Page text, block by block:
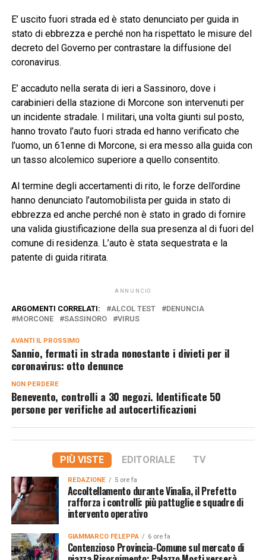
E’ uscito fuori strada ed è stato denunciato per guida in
stato di ebbrezza e perché non ha rispettato le misure del
decreto del Governo per contrastare la diffusione del
coronavirus.
E’ accaduto nella serata di ieri a Sassinoro, dove i
carabinieri della stazione di Morcone son intervenuti per
un incidente stradale. I militari, una volta giunti sul posto,
hanno trovato l’auto fuori strada ed hanno verificato che
l’uomo, un 61enne di Morcone, si era messo alla guida con
un tasso alcolemico superiore a quello consentito.
Al termine degli accertamenti di rito, le forze dell’ordine
hanno denunciato l’automobilista per guida in stato di
ebbrezza ed anche perché non è stato in grado di fornire
una valida giustificazione della sua presenza al di fuori del
comune di residenza. L’auto è stata sequestrata e la
patente di guida ritirata.
ANNUNCIO
ARGOMENTI CORRELATI: ALCOL TEST
DENUNCIA
MORCONE
SASSINORO VIRUS
AVANTI IL ​​PROSSIMO
Sannio, fermati in strada nonostante i divieti per il
coronavirus: otto denunce
NON PERDERE
Benevento, controlli a 30 negozi. Identificate 50
persone per verifiche ad autocertificazioni
PIÙ VISTE EDITORIALE TV
REDAZIONE 5 ore fa
Accoltellamento durante Vinalia, il Prefetto
rafforza i controlli: più pattuglie e squadre di
intervento operativo
GIAMMARCO FELEPPA 6 ore fa
Contenzioso Provincia-Comune sul mercato di